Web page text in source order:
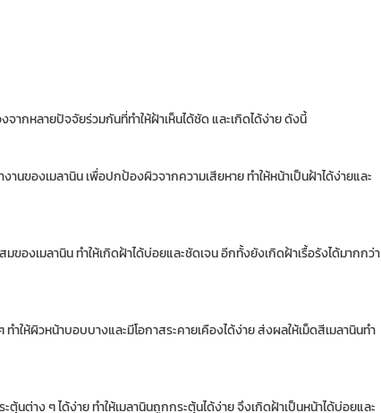
กหลายปัจจัยร่วมกันที่ทำให้ฝ้าเห็นได้ชัด และเกิดได้ง่าย ดังนี้
นของเมลานิน เพื่อปกป้องผิวจากความเสียหาย ทำให้หน้าเป็นฝ้าได้ง่ายและ
องเมลานิน ทำให้เกิดฝ้าได้บ่อยและชัดเจน อีกทั้งยังเกิดฝ้าเรื้อรังได้มากกว่า
ห้ผิวหน้าบอบบางและมีโอกาสระคายเคืองได้ง่าย ส่งผลให้เม็ดสีเมลานินทำ
ต่าง ๆ ได้ง่าย ทำให้เมลานินถูกกระตุ้นได้ง่าย จึงเกิดฝ้าเป็นหน้าได้บ่อยและ